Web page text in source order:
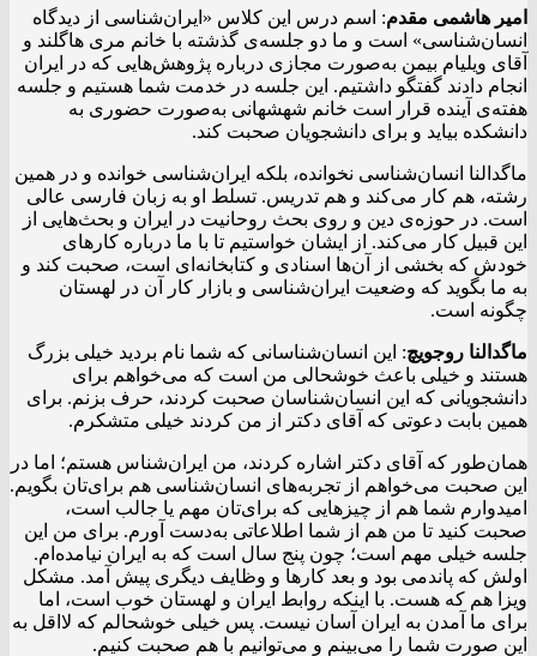
امیر هاشمی مقدم: اسم درس این کلاس «ایران‌شناسی از دیدگاه
انسان‌شناسی» است و ما دو جلسه‌ی گذشته با خانم مری هاگلند و
آقای ویلیام بیمن به‌صورت مجازی درباره پژوهش‌هایی که در ایران
انجام دادند گفتگو داشتیم. این جلسه در خدمت شما هستیم و جلسه
هفته‌ی آینده قرار است خانم شهشهانی به‌صورت حضوری به
دانشکده بیاید و برای دانشجویان صحبت کند.
ماگدالنا انسان‌شناسی نخوانده، بلکه ایران‌شناسی خوانده و در همین
رشته، هم کار می‌کند و هم تدریس. تسلط او به زبان فارسی عالی
است. در حوزه‌ی دین و روی بحث روحانیت در ایران و بحث‌هایی از
این قبیل کار می‌کند. از ایشان خواستیم تا با ما درباره کارهای
خودش که بخشی از آن‌ها اسنادی و کتابخانه‌ای است، صحبت کند و
به ما بگوید که وضعیت ایران‌شناسی و بازار کار آن در لهستان
چگونه است.
ماگدالنا روجویچ: این انسان‌شناسانی که شما نام بردید خیلی بزرگ
هستند و خیلی باعث خوشحالی من است که می‌خواهم برای
دانشجویانی که این انسان‌شناسان صحبت کردند، حرف بزنم. برای
همین بابت دعوتی که آقای دکتر از من کردند خیلی متشکرم.
همان‌طور که آقای دکتر اشاره کردند، من ایران‌شناس هستم؛ اما در
این صحبت می‌خواهم از تجربه‌های انسان‌شناسی هم برای‌تان بگویم.
امیدوارم شما هم از چیزهایی که برای‌تان مهم یا جالب است،
صحبت کنید تا من هم از شما اطلاعاتی به‌دست آورم. برای من این
جلسه خیلی مهم است؛ چون پنج سال است که به ایران نیامده‌ام.
اولش که پاندمی بود و بعد کار‌ها و وظایف دیگری پیش آمد. مشکل
ویزا هم که هست. با اینکه روابط ایران و لهستان خوب است، اما
برای ما آمدن به ایران آسان نیست. پس خیلی خوشحالم که لااقل به
این صورت شما را می‌بینم و می‌توانیم با هم صحبت کنیم.